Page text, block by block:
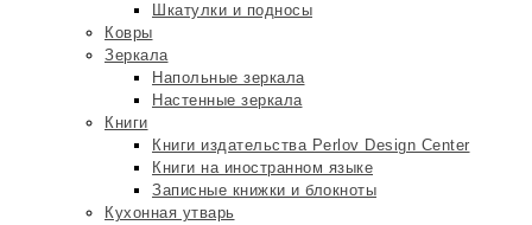
Шкатулки и подносы
Ковры
Зеркала
Напольные зеркала
Настенные зеркала
Книги
Книги издательства Perlov Design Center
Книги на иностранном языке
Записные книжки и блокноты
Кухонная утварь